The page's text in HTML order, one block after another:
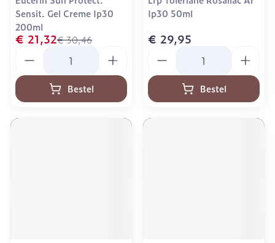
Sensit. Gel Creme Ip30
200ml
€ 30,46
€ 21,32
Bestel
Ip30 50ml
€ 29,95
Bestel